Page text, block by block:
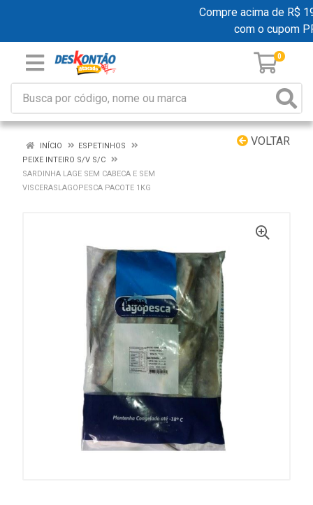
Compre acima de R$
com o cupom
0
VOLTAR
INÍCIO
ESPETINHOS
PEIXE INTEIRO S/V S/C
SARDINHA LAGE SEM CABECA E SEM
VISCERASLAGOPESCA PACOTE 1KG